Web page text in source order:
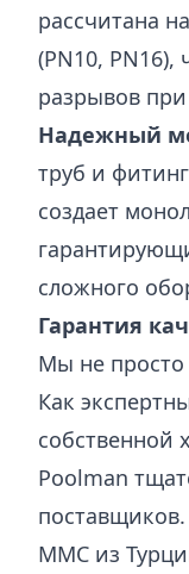
рассчитана
(PN10,
разрывов
Надежный
труб и
создает
сложного
Гарантия
Мы не
Как
собственной
Poolman
MMC из